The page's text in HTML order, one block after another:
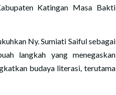
Katingan Masa Bakti
Ny. Sumiati Saiful sebagai
langkah yang menegaskan
budaya literasi, terutama